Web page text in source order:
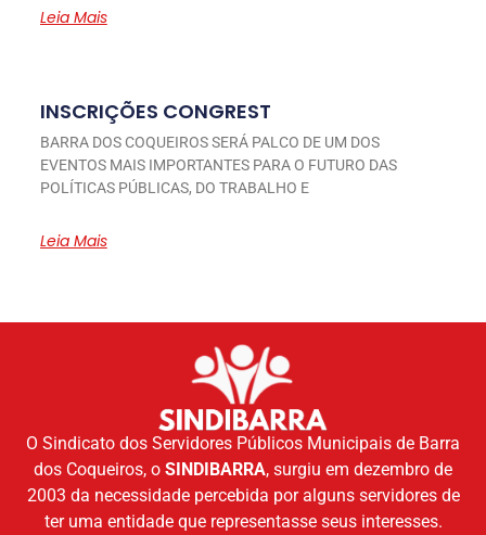
Leia Mais
INSCRIÇÕES CONGREST
BARRA DOS COQUEIROS SERÁ PALCO DE UM DOS
EVENTOS MAIS IMPORTANTES PARA O FUTURO DAS
POLÍTICAS PÚBLICAS, DO TRABALHO E
Leia Mais
O Sindicato dos Servidores Públicos Municipais de Barra
dos Coqueiros, o SINDIBARRA, surgiu em dezembro de
2003 da necessidade percebida por alguns servidores de
ter uma entidade que representasse seus interesses.